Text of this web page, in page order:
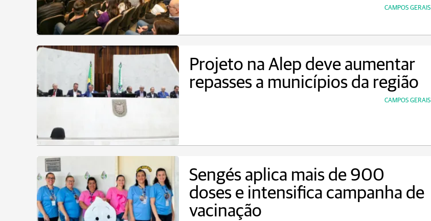
CAMPOS GERAIS
Projeto na Alep deve aumentar
repasses a municípios da região
CAMPOS GERAIS
Sengés aplica mais de 900
doses e intensifica campanha de
vacinação